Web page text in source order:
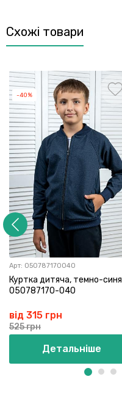
Схожі товари
-40%
Арт: 050787170040
Куртка дитяча, темно-синя
050787170-040
від 315 грн
525 грн
Детальніше